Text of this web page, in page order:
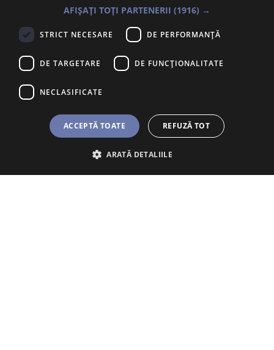
office@fnap-proedu.ro
0774 494 037
Întrebări frecvente
Politica Cookie
AFIȘAȚI TOȚI PARTENERII (1916) →
STRICT NECESARE DE PERFORMANȚĂ
DE TARGETARE DE FUNCŢIONALITATE
NECLASIFICATE
ACCEPTĂ TOATE REFUZĂ TOT
ARATĂ DETALIILE